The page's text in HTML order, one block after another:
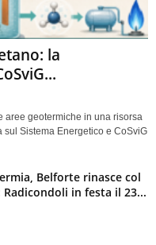
la
aree geotermiche in una risorsa
Sistema Energetico e CoSviG
Belforte rinasce col
in festa il 23...